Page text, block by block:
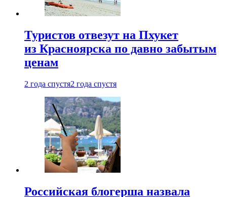
Туристов отвезут на Пхукет
из Красноярска по давно забытым
ценам
2 года спустя2 года спустя
Российская блогерша назвала